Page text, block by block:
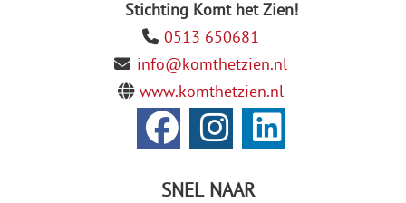
Stichting Komt het Zien!
0513 650681
info@komthetzien.nl
www.komthetzien.nl
SNEL NAAR